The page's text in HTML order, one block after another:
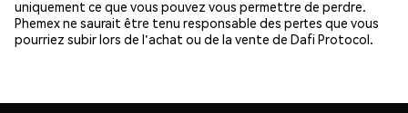
uniquement ce que vous pouvez vous permettre de perdre.
Phemex ne saurait être tenu responsable des pertes que vous
pourriez subir lors de l'achat ou de la vente de Dafi Protocol.